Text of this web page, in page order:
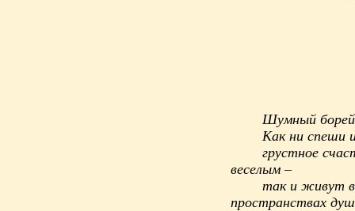
Шумный борей
Как ни спеши
грустное
веселым –
так и живут в
пространствах